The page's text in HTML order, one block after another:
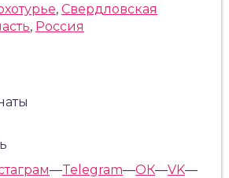
, Свердловская
, Россия
—Telegram—ОК—VK—